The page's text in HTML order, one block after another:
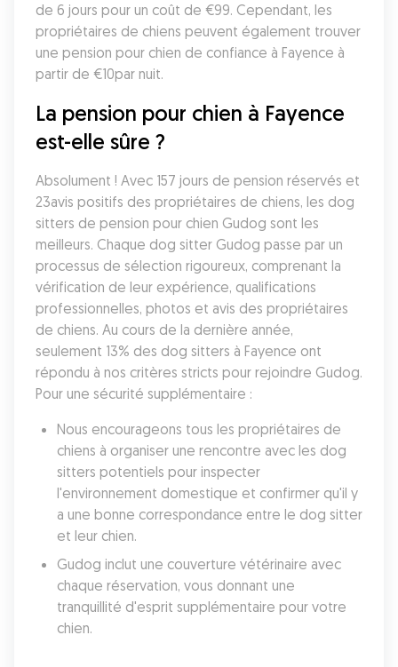
de 6 jours pour un coût de €99. Cependant, les
propriétaires de chiens peuvent également trouver
une pension pour chien de confiance à Fayence à
partir de €10par nuit.
La pension pour chien à Fayence
est-elle sûre ?
Absolument ! Avec 157 jours de pension réservés et
23avis positifs des propriétaires de chiens, les dog
sitters de pension pour chien Gudog sont les
meilleurs. Chaque dog sitter Gudog passe par un
processus de sélection rigoureux, comprenant la
vérification de leur expérience, qualifications
professionnelles, photos et avis des propriétaires
de chiens. Au cours de la dernière année,
seulement 13% des dog sitters à Fayence ont
répondu à nos critères stricts pour rejoindre Gudog.
Pour une sécurité supplémentaire :
Nous encourageons tous les propriétaires de
chiens à organiser une rencontre avec les dog
sitters potentiels pour inspecter
l'environnement domestique et confirmer qu'il y
a une bonne correspondance entre le dog sitter
et leur chien.
Gudog inclut une couverture vétérinaire avec
chaque réservation, vous donnant une
tranquillité d'esprit supplémentaire pour votre
chien.